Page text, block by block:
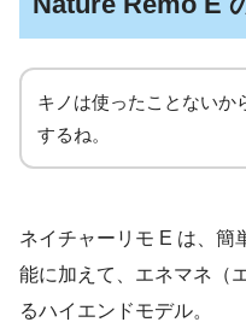
キノは使ったことないか
するね。
ネイチャーリモ E は、簡
能に加えて、エネマネ（
るハイエンドモデル。